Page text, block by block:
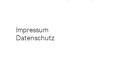
Impressum
Datenschutz